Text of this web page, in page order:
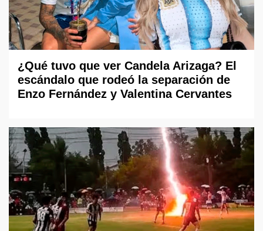
¿Qué tuvo que ver Candela Arizaga? El
escándalo que rodeó la separación de
Enzo Fernández y Valentina Cervantes